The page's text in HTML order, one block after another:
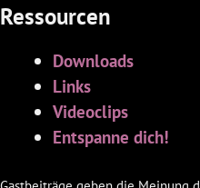
Ressourcen
Downloads
Links
Videoclips
Entspanne dich!